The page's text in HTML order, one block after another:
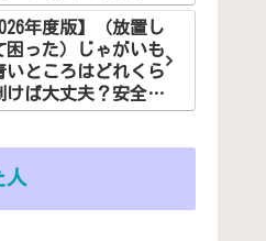
年度版】（放置し
困った）じゃがいも
いところはどれくら
けば大丈夫？安全な
方でお悩み解決
人